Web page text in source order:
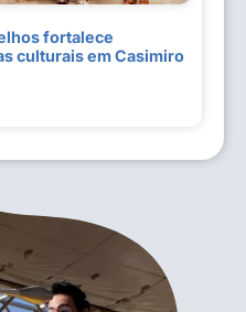
fortalece
culturais em Casimiro